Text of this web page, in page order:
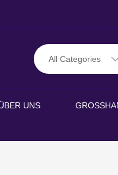
All Categories
UNS